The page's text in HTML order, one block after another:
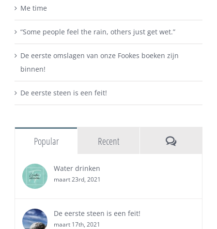
Me time
“Some people feel the rain, others just get wet.”
De eerste omslagen van onze Fookes boeken zijn
binnen!
De eerste steen is een feit!
Popular Recent Comments
Water drinken
maart 23rd, 2021
De eerste steen is een feit!
maart 17th, 2021